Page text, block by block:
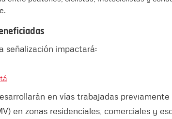
señalización impactará:
en vías trabajadas previamente
en zonas residenciales, comerciales y